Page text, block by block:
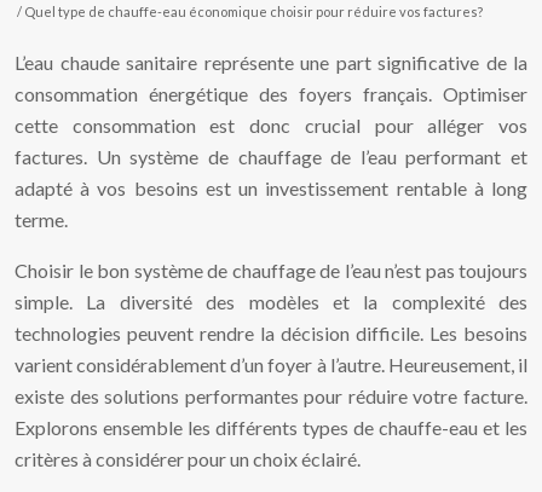
/ Quel type de chauffe-eau économique choisir pour réduire vos factures?
L’eau chaude sanitaire représente une part significative de la
consommation énergétique des foyers français. Optimiser
cette consommation est donc crucial pour alléger vos
factures. Un système de chauffage de l’eau performant et
adapté à vos besoins est un investissement rentable à long
terme.
Choisir le bon système de chauffage de l’eau n’est pas toujours
simple. La diversité des modèles et la complexité des
technologies peuvent rendre la décision difficile. Les besoins
varient considérablement d’un foyer à l’autre. Heureusement, il
existe des solutions performantes pour réduire votre facture.
Explorons ensemble les différents types de chauffe-eau et les
critères à considérer pour un choix éclairé.